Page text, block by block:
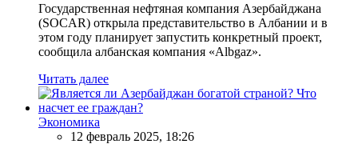
Государственная нефтяная компания Азербайджана
(SOCAR) открыла представительство в Албании и в
этом году планирует запустить конкретный проект,
сообщила албанская компания «Albgaz».
Читать далее
Экономика
12 февраль 2025, 18:26